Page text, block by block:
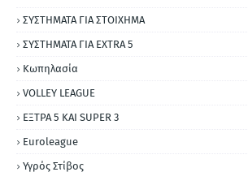
ΣΥΣΤΗΜΑΤΑ ΓΙΑ ΣΤΟΙΧΗΜΑ
ΣΥΣΤΗΜΑΤΑ ΓΙΑ ΕΧΤRΑ 5
Κωπηλασία
VOLLEY LEAGUE
ΕΞΤΡΑ 5 ΚΑΙ SUPER 3
Εuroleague
Υγρός Στίβος